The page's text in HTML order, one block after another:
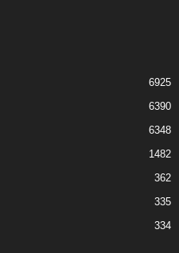
6925
6390
6348
1482
362
335
334